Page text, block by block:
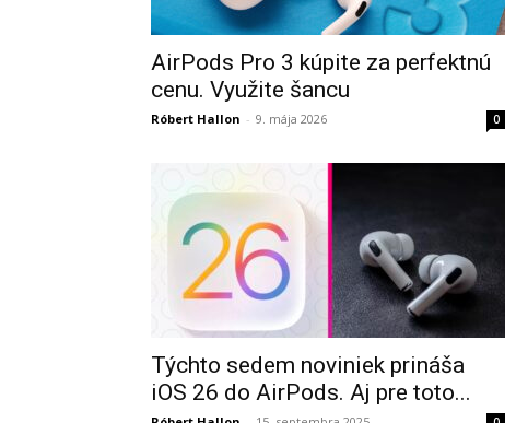
AirPods Pro 3 kúpite za perfektnú
cenu. Využite šancu
Róbert Hallon - 9. mája 2026 0
Týchto sedem noviniek prináša
iOS 26 do AirPods. Aj pre toto...